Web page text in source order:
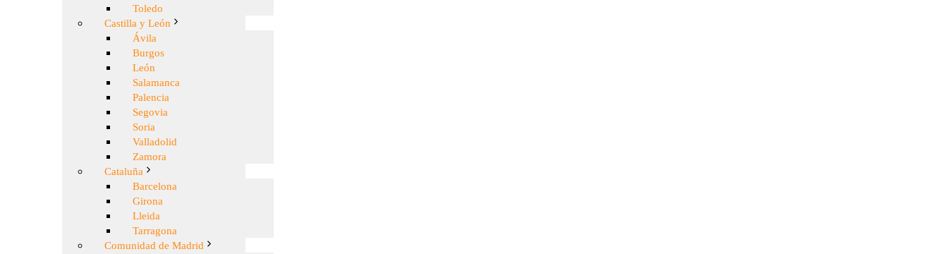
Toledo
Castilla y León
Ávila
Burgos
León
Salamanca
Palencia
Segovia
Soria
Valladolid
Zamora
Cataluña
Barcelona
Girona
Lleida
Tarragona
Comunidad de Madrid